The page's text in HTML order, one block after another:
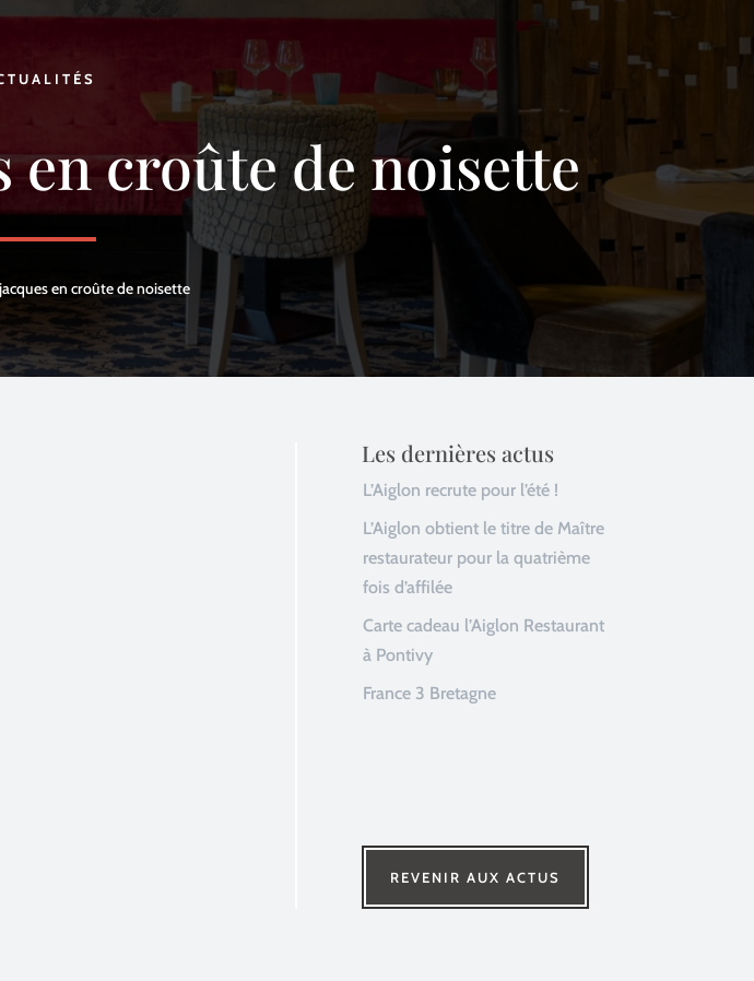
en croûte de noisette
en croûte de noisette
Les dernières actus
L’Aiglon recrute pour l’été !
L’Aiglon obtient le titre de Maître
restaurateur pour la quatrième
fois d’affilée
Carte cadeau l’Aiglon Restaurant
à Pontivy
France 3 Bretagne
REVENIR AUX ACTUS